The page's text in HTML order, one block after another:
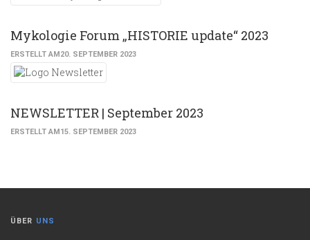
Mykologie Forum „HISTORIE update“ 2023
ERSTELLT AM20. SEPTEMBER 2023
NEWSLETTER | September 2023
ERSTELLT AM15. SEPTEMBER 2023
ÜBER UNS